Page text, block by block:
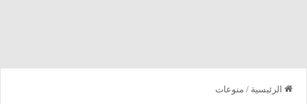
الرئيسية / منوعات